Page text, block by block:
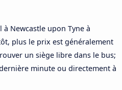
Newcastle upon Tyne à
plus le prix est généralement
un siège libre dans le bus;
minute ou directement à